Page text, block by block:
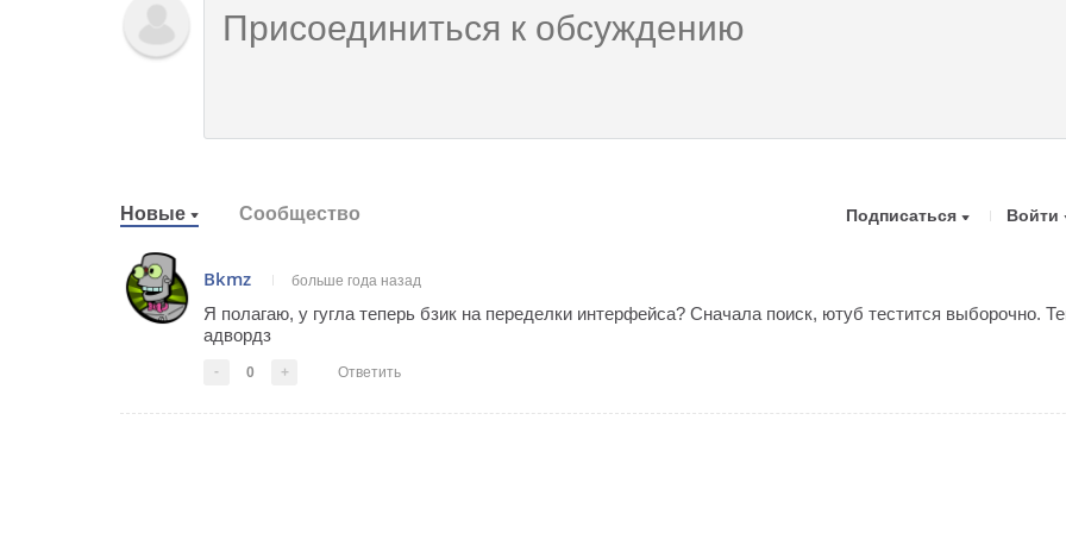
Новые Сообщество Подписаться Войти
Bkmz больше года назад
Я полагаю, у гугла теперь бзик на переделки интерфейса? Сначала поиск, ютуб тестится выборочно.
адвордз
- 0 + Ответить